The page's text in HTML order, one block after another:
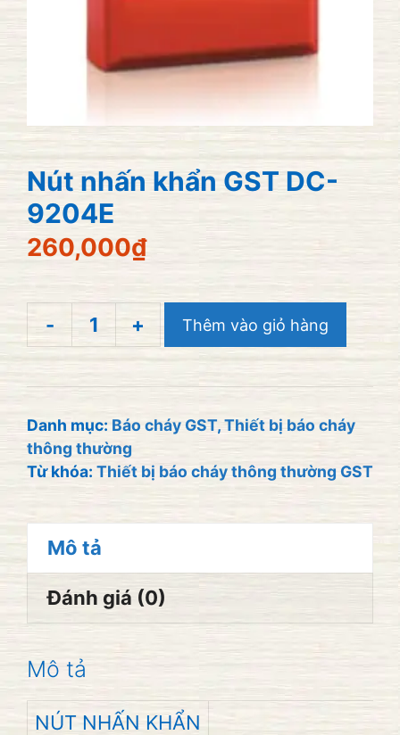
Nút nhấn khẩn GST DC-
9204E
260,000₫
-
Nút
nhấn
GST
9204E
số
+ Thêm vào giỏ hàng
Danh mục: Báo cháy GST,Thiết bị báo cháy
thông thường
Từ khóa: Thiết bị báo cháy thông thường GST
Mô tả
Đánh giá (0)
Mô tả
NÚT NHẤN KHẨN